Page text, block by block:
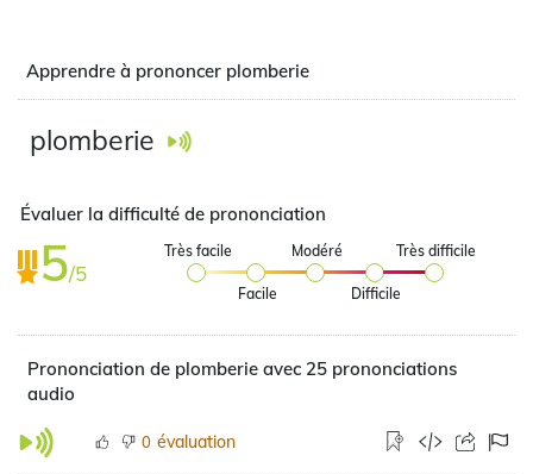
Apprendre à prononcer plomberie
plomberie
Évaluer la difficulté de prononciation
5/5
Très facile
Facile
Modéré
Difficile
Très difficile
Prononciation de plomberie avec 25 prononciations
audio
0 évaluation